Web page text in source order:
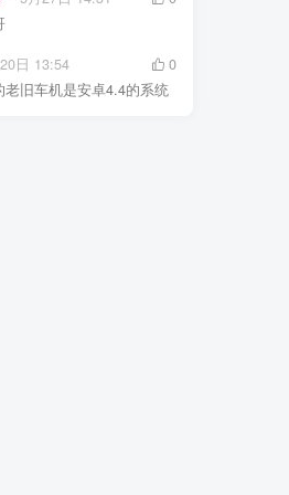
日 13:54
0
老旧车机是安卓4.4的系统